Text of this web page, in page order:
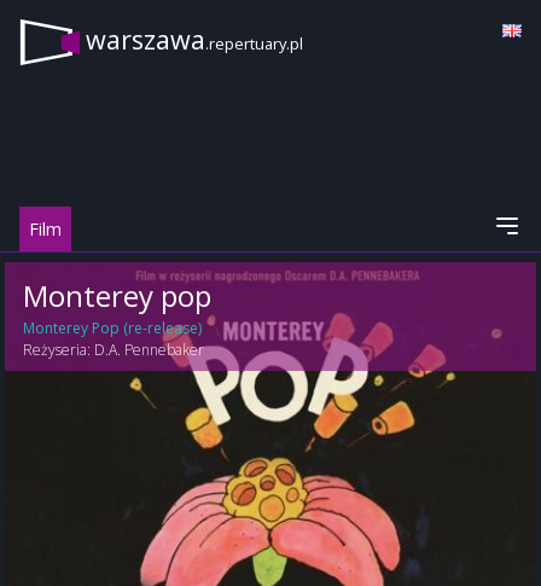
warszawa.repertuary.pl
Film
Monterey pop
Monterey Pop (re-release)
Reżyseria: D.A. Pennebaker